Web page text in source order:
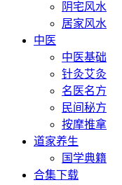
阴宅风水
居家风水
中医
中医基础
针灸艾灸
名医名方
民间秘方
按摩推拿
道家养生
国学典籍
合集下载